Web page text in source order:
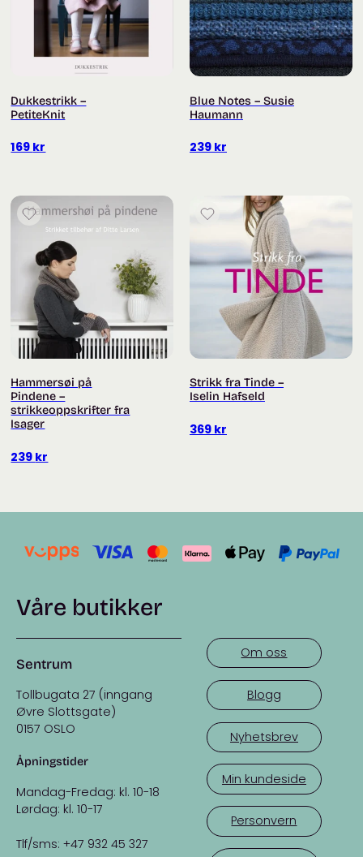
Dukkestrikk –
PetiteKnit
169 kr
Blue Notes – Susie
Haumann
239 kr
Hammersøi på
Pindene –
strikkeoppskrifter fra
Isager
239 kr
Strikk fra Tinde –
Iselin Hafseld
369 kr
Våre butikker
Sentrum
Tollbugata 27 (inngang
Øvre Slottsgate)
0157 OSLO
Åpningstider
Mandag-Fredag: kl. 10-18
Lørdag: kl. 10-17
Tlf/sms: +47 932 45 327
Om oss
Blogg
Nyhetsbrev
Min kundeside
Personvern